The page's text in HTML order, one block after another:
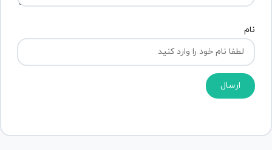
نام
ارسال